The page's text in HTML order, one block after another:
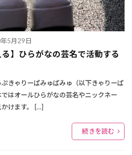
5月29日
る】ひらがなの芸名で活動する
きゃりーぱみゅぱみゅ（以下きゃりーぱ
はオールひらがなの芸名やニックネー
けます。 […]
続きを読む